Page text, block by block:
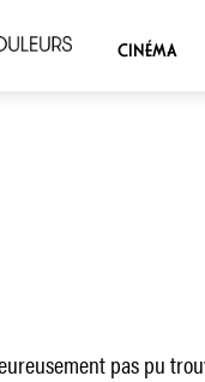
CINÉMA
pas pu